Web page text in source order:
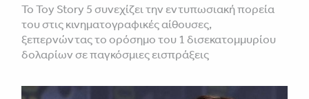
Το Toy Story 5 συνεχίζει την εντυπωσιακή πορεία
του στις κινηματογραφικές αίθουσες,
ξεπερνώντας το ορόσημο του 1 δισεκατομμυρίου
δολαρίων σε παγκόσμιες εισπράξεις